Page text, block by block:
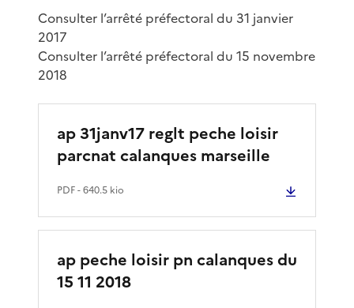
Consulter l’arrêté préfectoral du 31 janvier
2017
Consulter l’arrêté préfectoral du 15 novembre
2018
ap 31janv17 reglt peche loisir
parcnat calanques marseille
PDF- 640.5 kio
ap peche loisir pn calanques du
15 11 2018